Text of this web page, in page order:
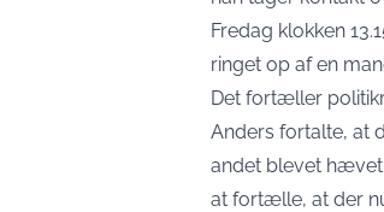
Fredag klokken
ringet op af en
Det fortæller
Anders fortalte, at
andet blevet hævet
at fortælle, at der